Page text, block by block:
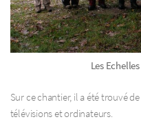
Les
Sur ce chantier, il a été trouvé
télévisions et ordinateurs.